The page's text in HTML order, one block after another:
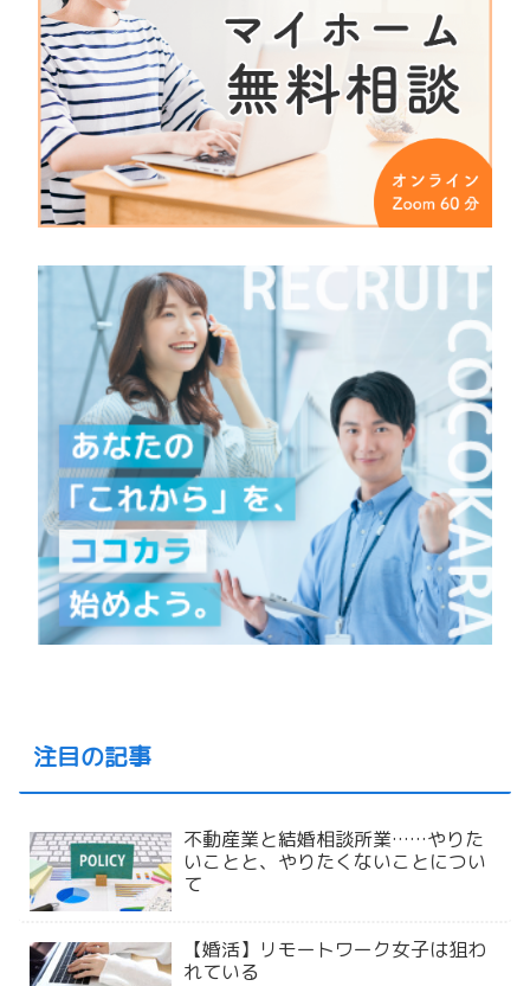
注目の記事
不動産業と結婚相談所業……やりた
いことと、やりたくないことについ
て
【婚活】リモートワーク女子は狙わ
れている